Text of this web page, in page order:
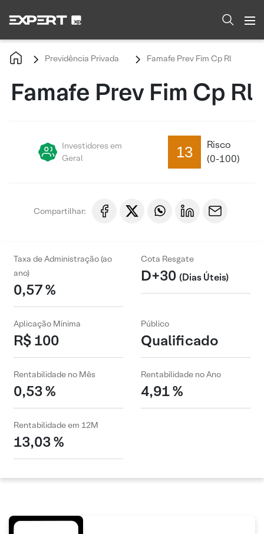
Previdência Privada Famafe Prev Fim Cp Rl
Famafe Prev Fim Cp Rl
Investidores em
Geral
13
Risco
(0-100)
Compartilhar:
Taxa de Administração (ao
ano)
0,57 %
Cota Resgate
D+30 (Dias Úteis)
Aplicação Mínima
R$ 100
Público
Qualificado
Rentabilidade no Mês
0,53 %
Rentabilidade no Ano
4,91 %
Rentabilidade em 12M
13,03 %